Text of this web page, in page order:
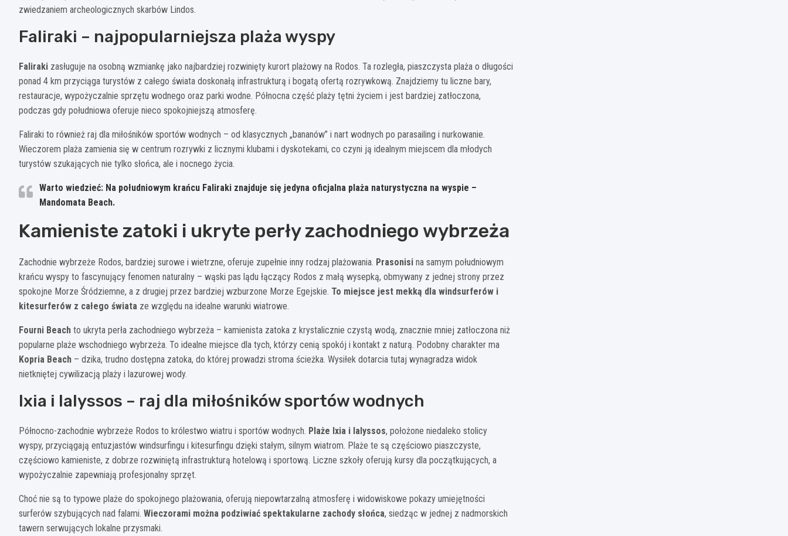
zwiedzaniem archeologicznych skarbów Lindos.
Faliraki – najpopularniejsza plaża wyspy
Faliraki zasługuje na osobną wzmiankę jako najbardziej rozwinięty kurort plażowy na Rodos. Ta rozległa, piaszczysta plaża o długości
ponad 4 km przyciąga turystów z całego świata doskonałą infrastrukturą i bogatą ofertą rozrywkową. Znajdziemy tu liczne bary,
restauracje, wypożyczalnie sprzętu wodnego oraz parki wodne. Północna część plaży tętni życiem i jest bardziej zatłoczona,
podczas gdy południowa oferuje nieco spokojniejszą atmosferę.
Faliraki to również raj dla miłośników sportów wodnych – od klasycznych „bananów” i nart wodnych po parasailing i nurkowanie.
Wieczorem plaża zamienia się w centrum rozrywki z licznymi klubami i dyskotekami, co czyni ją idealnym miejscem dla młodych
turystów szukających nie tylko słońca, ale i nocnego życia.
Warto wiedzieć: Na południowym krańcu Faliraki znajduje się jedyna oficjalna plaża naturystyczna na wyspie –
Mandomata Beach.
Kamieniste zatoki i ukryte perły zachodniego wybrzeża
Zachodnie wybrzeże Rodos, bardziej surowe i wietrzne, oferuje zupełnie inny rodzaj plażowania. Prasonisi na samym południowym
krańcu wyspy to fascynujący fenomen naturalny – wąski pas lądu łączący Rodos z małą wysepką, obmywany z jednej strony przez
spokojne Morze Śródziemne, a z drugiej przez bardziej wzburzone Morze Egejskie. To miejsce jest mekką dla windsurferów i
kitesurferów z całego świata ze względu na idealne warunki wiatrowe.
Fourni Beach to ukryta perła zachodniego wybrzeża – kamienista zatoka z krystalicznie czystą wodą, znacznie mniej zatłoczona niż
popularne plaże wschodniego wybrzeża. To idealne miejsce dla tych, którzy cenią spokój i kontakt z naturą. Podobny charakter ma
Kopria Beach – dzika, trudno dostępna zatoka, do której prowadzi stroma ścieżka. Wysiłek dotarcia tutaj wynagradza widok
nietkniętej cywilizacją plaży i lazurowej wody.
Ixia i Ialyssos – raj dla miłośników sportów wodnych
Północno-zachodnie wybrzeże Rodos to królestwo wiatru i sportów wodnych. Plaże Ixia i Ialyssos, położone niedaleko stolicy
wyspy, przyciągają entuzjastów windsurfingu i kitesurfingu dzięki stałym, silnym wiatrom. Plaże te są częściowo piaszczyste,
częściowo kamieniste, z dobrze rozwiniętą infrastrukturą hotelową i sportową. Liczne szkoły oferują kursy dla początkujących, a
wypożyczalnie zapewniają profesjonalny sprzęt.
Choć nie są to typowe plaże do spokojnego plażowania, oferują niepowtarzalną atmosferę i widowiskowe pokazy umiejętności
surferów szybujących nad falami. Wieczorami można podziwiać spektakularne zachody słońca, siedząc w jednej z nadmorskich
tawern serwujących lokalne przysmaki.